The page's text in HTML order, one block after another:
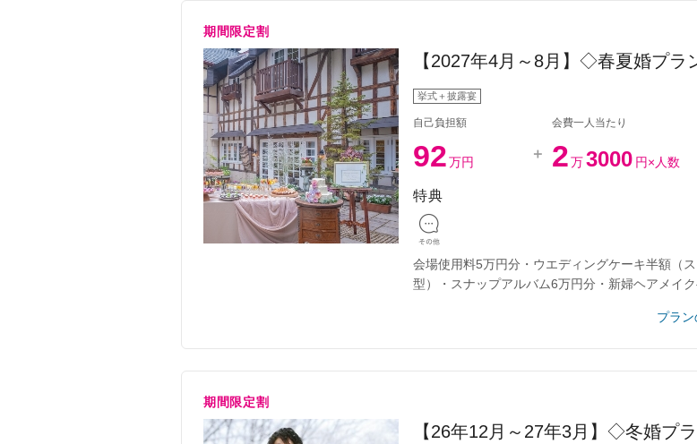
期間限定割
【2027年4月～8月】◇春夏婚プ
挙式＋披露宴
自己負担額
92万円
会費一人当たり
2万3000 円×人数
特典
会場使用料5万円分・ウエディングケーキ半額（
型）・スナップアルバム6万円分・新婦ヘアメイ
プラ
申込期間 今月末までにお申込みのお客様
期間限定割
【26年12月～27年3月】◇冬婚プ